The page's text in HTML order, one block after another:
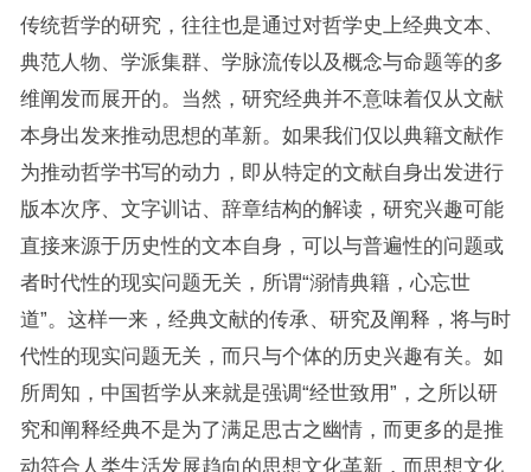
传统哲学的研究，往往也是通过对哲学史上经典文本、
典范人物、学派集群、学脉流传以及概念与命题等的多
维阐发而展开的。当然，研究经典并不意味着仅从文献
本身出发来推动思想的革新。如果我们仅以典籍文献作
为推动哲学书写的动力，即从特定的文献自身出发进行
版本次序、文字训诂、辞章结构的解读，研究兴趣可能
直接来源于历史性的文本自身，可以与普遍性的问题或
者时代性的现实问题无关，所谓“溺情典籍，心忘世
道”。这样一来，经典文献的传承、研究及阐释，将与时
代性的现实问题无关，而只与个体的历史兴趣有关。如
所周知，中国哲学从来就是强调“经世致用”，之所以研
究和阐释经典不是为了满足思古之幽情，而更多的是推
动符合人类生活发展趋向的思想文化革新，而思想文化